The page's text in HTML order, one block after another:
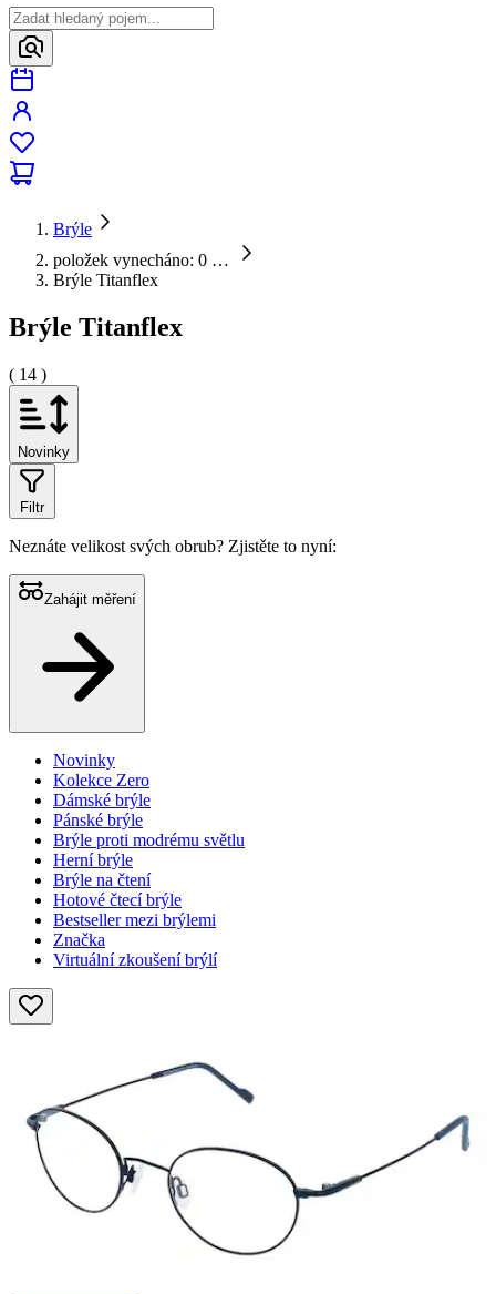
Brýle
položek vynecháno: 0 …
Brýle Titanflex
Brýle Titanflex
( 14 )
Novinky
Filtr
Neznáte velikost svých obrub? Zjistěte to nyní:
Zahájit měření
Novinky
Kolekce Zero
Dámské brýle
Pánské brýle
Brýle proti modrému světlu
Herní brýle
Brýle na čtení
Hotové čtecí brýle
Bestseller mezi brýlemi
Značka
Virtuální zkoušení brýlí